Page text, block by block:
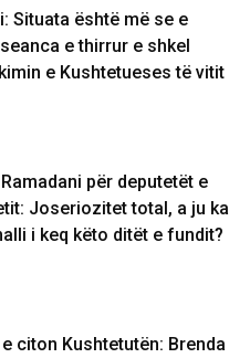
Situata është më se e
e thirrur e shkel
e Kushtetueses të vitit
për deputetët e
Joseriozitet total, a ju ka
i keq këto ditët e fundit?
e citon Kushtetutën: Brenda